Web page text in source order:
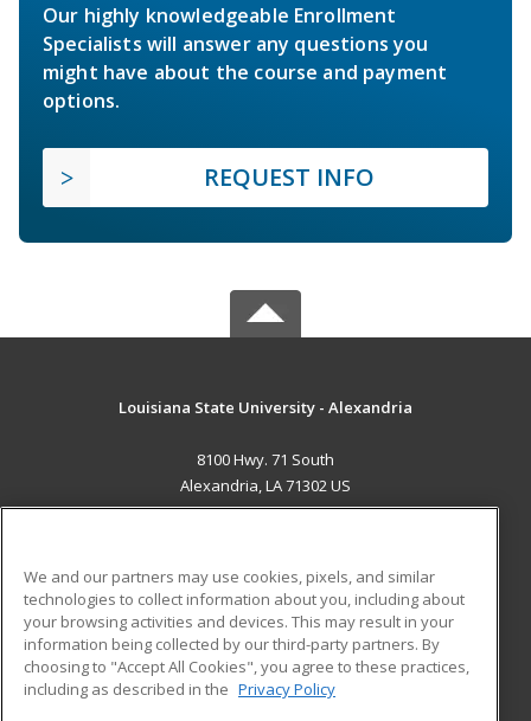
Our highly knowledgeable Enrollment
Specialists will answer any questions you
might have about the course and payment
options.
REQUEST INFO
Louisiana State University - Alexandria
8100 Hwy. 71 South
Alexandria, LA 71302 US
ADDITIONAL RESOURCES
Military
Financial Assistance
Help
Student Blog
We and our partners may use cookies, pixels, and similar
technologies to collect information about you, including about
your browsing activities and devices. This may result in your
information being collected by our third-party partners. By
choosing to "Accept All Cookies", you agree to these practices,
including as described in the Privacy Policy